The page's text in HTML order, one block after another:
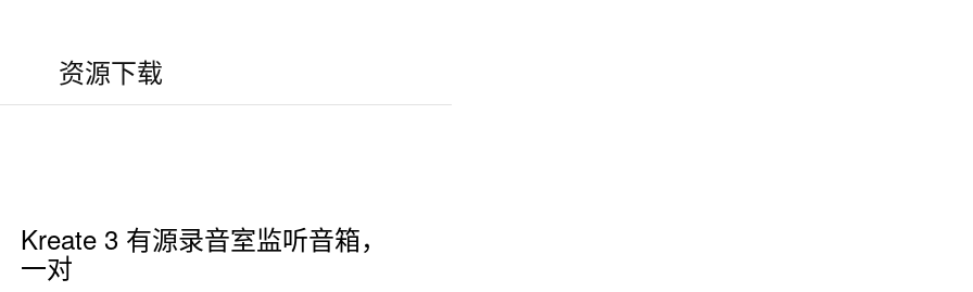
资源下载
Kreate 3 有源录音室监听音箱，
一对